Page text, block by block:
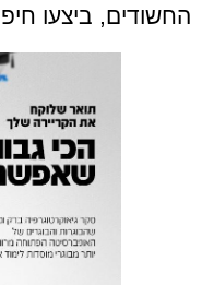
החשודים, ביצעו